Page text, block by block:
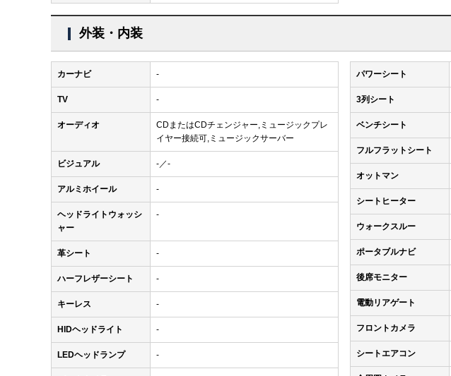
外装・内装
カーナビ -
TV -
オーディオ
CDまたはCDチェンジャー,ミュージックプレ
イヤー接続可,ミュージックサーバー
ビジュアル -／-
アルミホイール -
ヘッドライトウォッシ
ャー
-
革シート -
ハーフレザーシート -
キーレス -
HIDヘッドライト -
LEDヘッドランプ -
パワーシート
3列シート
ベンチシート
フルフラットシート
オットマン
シートヒーター
ウォークスルー
ポータブルナビ
後席モニター
電動リアゲート
フロントカメラ
シートエアコン